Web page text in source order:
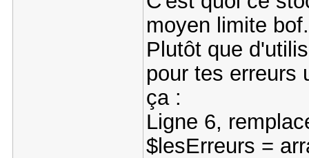
moyen limite
Plutôt que
pour tes erreurs
ça :
Ligne 6,
$lesErreurs =